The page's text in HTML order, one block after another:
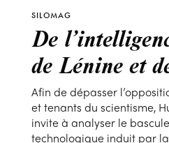
SILOMAG
De
de Lénine et
Afin de dépasser
et tenants du scientisme,
invite à analyser le
technologique induit par